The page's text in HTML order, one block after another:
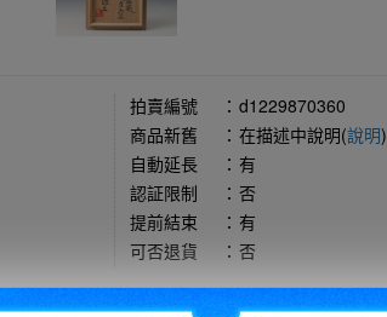
拍賣編號 ： d1229870360
商品新舊
： 在描述中說明(說明)
自動延長
： 有
認証限制
： 否
提前結束
： 有
可否退貨
： 否